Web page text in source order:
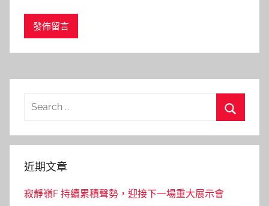
Search
近期文章
寂靜嶺F 持續累積聲勢，迎接下一場重大展示會